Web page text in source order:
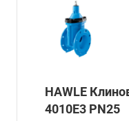
HAWLE
4010E3 PN25